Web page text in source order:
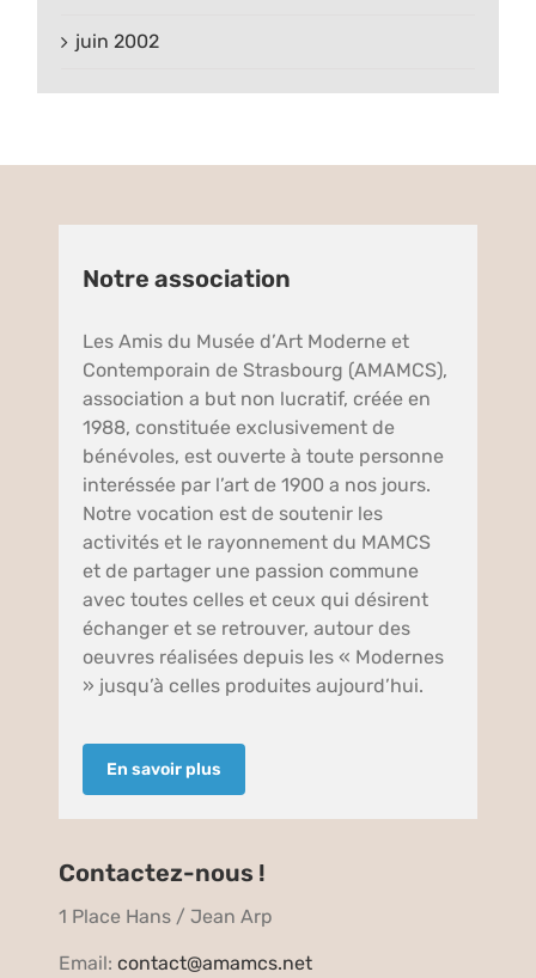
juin 2002
Notre association
Les Amis du Musée d’Art Moderne et
Contemporain de Strasbourg (AMAMCS),
association a but non lucratif, créée en
1988, constituée exclusivement de
bénévoles, est ouverte à toute personne
interéssée par l’art de 1900 a nos jours.
Notre vocation est de soutenir les
activités et le rayonnement du MAMCS
et de partager une passion commune
avec toutes celles et ceux qui désirent
échanger et se retrouver, autour des
oeuvres réalisées depuis les « Modernes
» jusqu’à celles produites aujourd’hui.
En savoir plus
Contactez-nous !
1 Place Hans / Jean Arp
Email:contact@amamcs.net